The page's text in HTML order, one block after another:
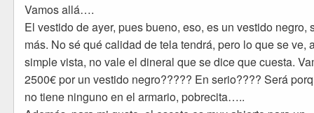
Vamos allá….
El vestido de ayer, pues bueno, eso, es un vestido negro,
más. No sé qué calidad de tela tendrá, pero lo que se ve,
simple vista, no vale el dineral que se dice que cuesta.
2500€ por un vestido negro????? En serio???? Será
no tiene ninguno en el armario, pobrecita…..